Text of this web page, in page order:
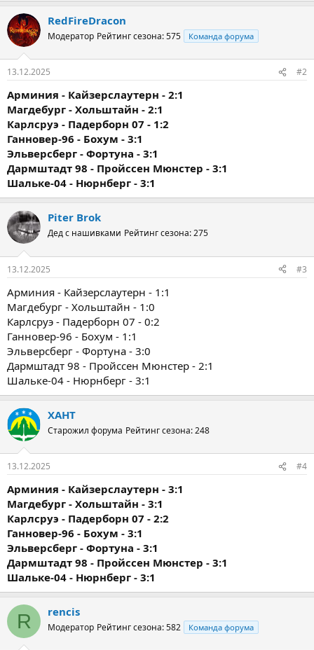
RedFireDracon
Модератор Рейтинг сезона: 575 Команда форума
13.12.2025 #2
Арминия - Кайзерслаутерн - 2:1
Магдебург - Хольштайн - 2:1
Карлсруэ - Падерборн 07 - 1:2
Ганновер-96 - Бохум - 3:1
Эльверсберг - Фортуна - 3:1
Дармштадт 98 - Пройссен Мюнстер - 3:1
Шальке-04 - Нюрнберг - 3:1
Piter Brok
Дед с нашивками Рейтинг сезона: 275
13.12.2025 #3
Арминия - Кайзерслаутерн - 1:1
Магдебург - Хольштайн - 1:0
Карлсруэ - Падерборн 07 - 0:2
Ганновер-96 - Бохум - 1:1
Эльверсберг - Фортуна - 3:0
Дармштадт 98 - Пройссен Мюнстер - 2:1
Шальке-04 - Нюрнберг - 3:1
ХАНТ
Старожил форума Рейтинг сезона: 248
13.12.2025 #4
Арминия - Кайзерслаутерн - 3:1
Магдебург - Хольштайн - 3:1
Карлсруэ - Падерборн 07 - 2:2
Ганновер-96 - Бохум - 3:1
Эльверсберг - Фортуна - 3:1
Дармштадт 98 - Пройссен Мюнстер - 3:1
Шальке-04 - Нюрнберг - 3:1
R rencis
Модератор Рейтинг сезона: 582 Команда форума